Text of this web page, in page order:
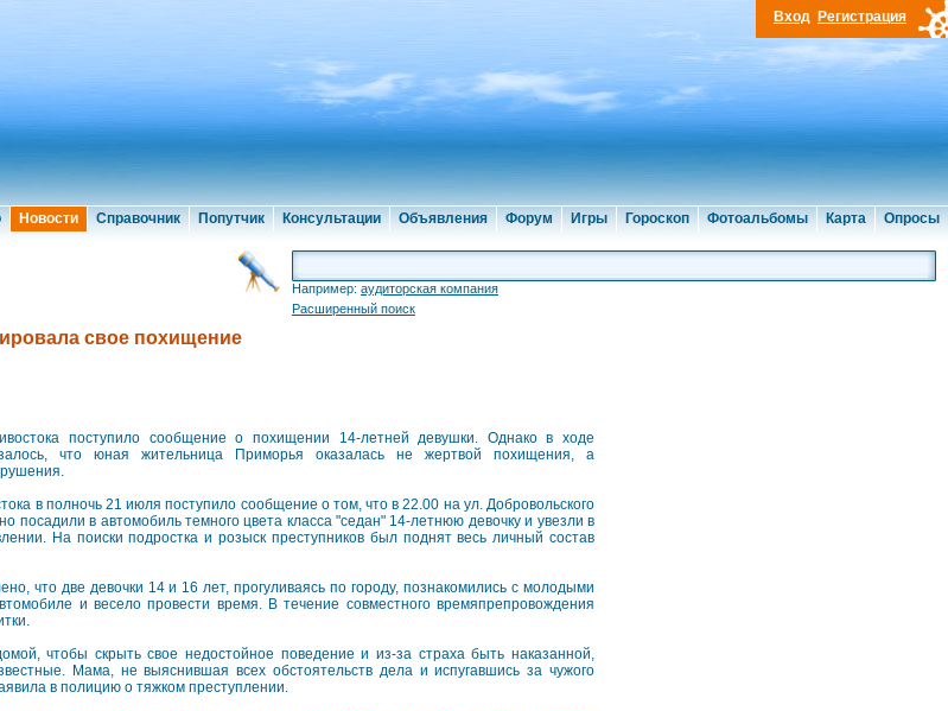
Новости Справочник Попутчик Консультации Объявления Форум Игры Гороскоп Фотоальбомы Карта Опросы
Вход Регистрация
Например: аудиторская компания
Расширенный поиск
свое похищение
поступило сообщение о похищении 14-летней девушки. Однако в ходе
что юная жительница Приморья оказалась не жертвой похищения, а
в полночь 21 июля поступило сообщение о том, что в 22.00 на ул. Добровольского
посадили в автомобиль темного цвета класса "седан" 14-летнюю девочку и увезли в
На поиски подростка и розыск преступников был поднят весь личный состав
что две девочки 14 и 16 лет, прогуливаясь по городу, познакомились с молодыми
и весело провести время. В течение совместного времяпрепровождения
чтобы скрыть свое недостойное поведение и из-за страха быть наказанной,
Мама, не выяснившая всех обстоятельств дела и испугавшись за чужого
в полицию о тяжком преступлении.